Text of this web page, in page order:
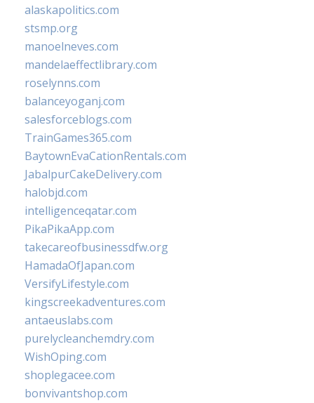
alaskapolitics.com
stsmp.org
manoelneves.com
mandelaeffectlibrary.com
roselynns.com
balanceyoganj.com
salesforceblogs.com
TrainGames365.com
BaytownEvaCationRentals.com
JabalpurCakeDelivery.com
halobjd.com
intelligenceqatar.com
PikaPikaApp.com
takecareofbusinessdfw.org
HamadaOfJapan.com
VersifyLifestyle.com
kingscreekadventures.com
antaeuslabs.com
purelycleanchemdry.com
WishOping.com
shoplegacee.com
bonvivantshop.com